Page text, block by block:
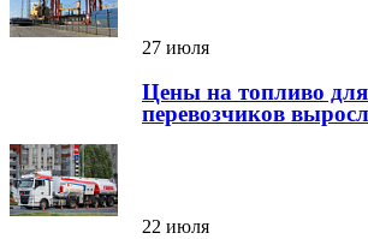
27 июля
Цены на топливо
перевозчиков
22 июля